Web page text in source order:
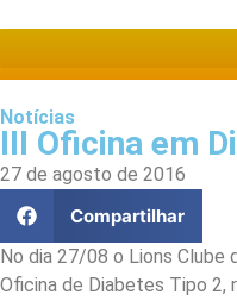
Notícias
III Oficina em
27 de agosto de 2016
Compartilhar
No dia 27/08 o Lions Clube
Oficina de Diabetes Tipo 2,